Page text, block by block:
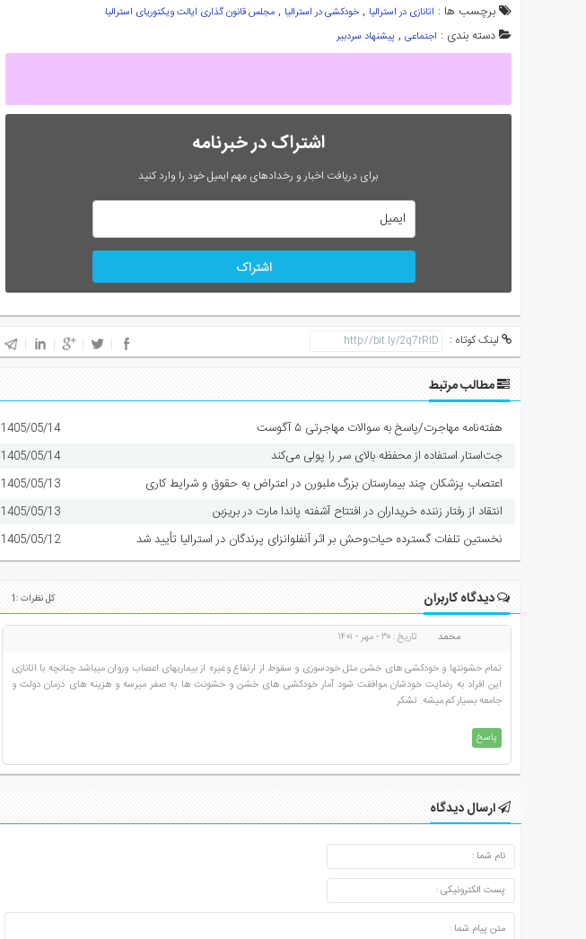
برچسب ها : اتانازی در استرالیا , خودکشی در استرالیا , مجلس قانون گذاری ایالت ویکتوریای استرالیا
دسته بندی : اجتماعی , پیشنهاد سردبیر
اشتراک در خبرنامه
برای دریافت اخبار و رخدادهای مهم ایمیل خود را وارد کنید
اشتراک
لینک کوتاه :
مطالب مرتبط
هفته‌نامه مهاجرت/پاسخ به سوالات مهاجرتی ۵ آگوست 1405/05/14
جت‌استار استفاده از محفظه بالای سر را پولی می‌کند 1405/05/14
اعتصاب پزشکان چند بیمارستان بزرگ ملبورن در اعتراض به حقوق و شرایط کاری 1405/05/13
انتقاد از رفتار زننده خریداران در افتتاح آشفته پاندا مارت در بریزبن 1405/05/13
نخستین تلفات گسترده حیات‌وحش بر اثر آنفلوانزای پرندگان در استرالیا تأیید شد 1405/05/12
دیدگاه کاربران کل نظرات :1
محمد
تاریخ : ۳۰ - مهر - ۱۴۰۱
تمام خشونتها و خودکشی های خشن مثل خودسوزی و سقوط از ارتفاع وغیره از بیماریهای اعصاب وروان میباشد چنانچه با اتانازی
این افراد به رضایت خودشان موافقت شود آمار خودکشی های خشن و خشونت ها به صفر میرسه و هزینه های درمان دولت و
جامعه بسیار کم میشه. تشکر
پاسخ
ارسال دیدگاه